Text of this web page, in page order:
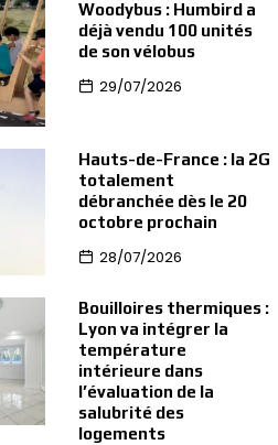
Woodybus : Humbird a
déjà vendu 100 unités
de son vélobus
29/07/2026
Hauts-de-France : la 2G
totalement
débranchée dès le 20
octobre prochain
28/07/2026
Bouilloires thermiques :
Lyon va intégrer la
température
intérieure dans
l’évaluation de la
salubrité des
logements